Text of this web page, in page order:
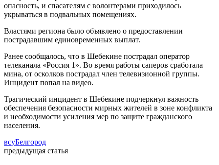
опасность, и спасателям с волонтерами приходилось
укрываться в подвальных помещениях.
Властями региона было объявлено о предоставлении
пострадавшим единовременных выплат.
Ранее сообщалось, что в Шебекине пострадал оператор
телеканала «Россия 1». Во время работы саперов сработала
мина, от осколков пострадал член телевизионной группы.
Инцидент попал на видео.
Трагический инцидент в Шебекине подчеркнул важность
обеспечения безопасности мирных жителей в зоне конфликта
и необходимости усиления мер по защите гражданского
населения.
всуБелгород
предыдущая статья